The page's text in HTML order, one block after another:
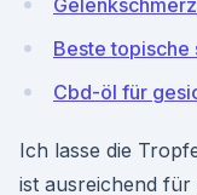
Beste
Cbd-öl für
Ich lasse die
ist ausreichend